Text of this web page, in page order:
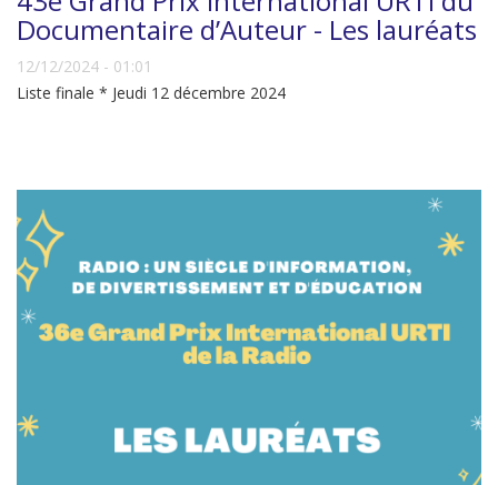
Documentaire d’Auteur - Les lauréats
12/12/2024 - 01:01
Liste finale * Jeudi 12 décembre 2024